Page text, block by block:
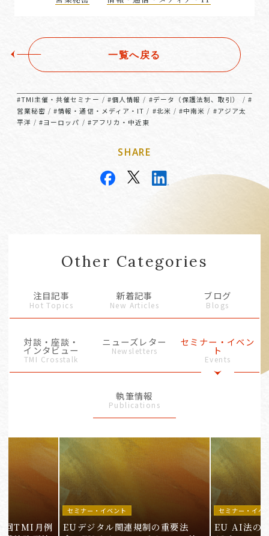
一覧へ戻る
#TMI主催・共催セミナー / #個人情報 / #データ（保護法制、取引） / #
営業秘密 /#情報・通信・メディア・IT / #北米 /#中南米 / #アジア太
平洋 / #ヨーロッパ / #アフリカ・中近東
SHARE
Other Categories
注目記事
Hot Topics
新着記事
New Articles
ブログ
Blogs
対談・座談・
インタビュー
TMI Crosstalk
ニューズレター
Newsletters
セミナー・イベン
ト
Events
執筆情報
Publications
回TMI月例
セミナー・イベント
EUデジタル関連規制の重要法
セミナー・イベ
EU AI法の